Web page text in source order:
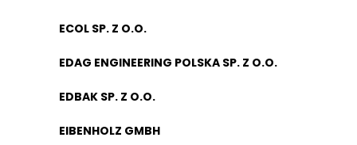
ECOL SP. Z O.O.
EDAG ENGINEERING POLSKA SP. Z O.O.
EDBAK SP. Z O.O.
EIBENHOLZ GMBH